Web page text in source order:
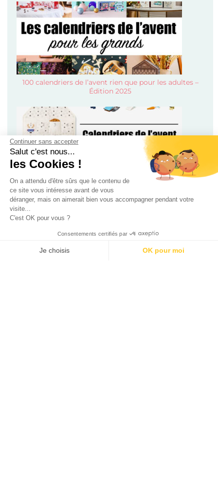
Continuer sans accepter
Salut c'est nous...
les Cookies !
On a attendu d'être sûrs que le contenu de
ce site vous intéresse avant de vous
déranger, mais on aimerait bien vous accompagner pendant votre
visite...
C'est OK pour vous ?
Consentements certifiés par
Je choisis OK pour moi
100 calendriers de l’avent rien que pour les adultes –
Édition 2025
Calendriers de l’avent pour enfant, bébé et ado 2024 !